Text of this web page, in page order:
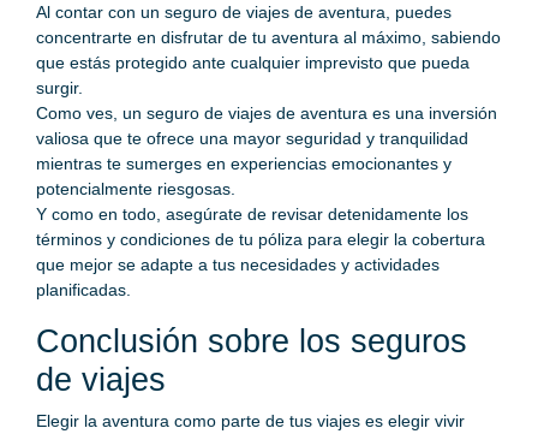
Al contar con un seguro de viajes de aventura, puedes
concentrarte en disfrutar de tu aventura al máximo, sabiendo
que estás protegido ante cualquier imprevisto que pueda
surgir.
Como ves, un seguro de viajes de aventura es una inversión
valiosa que te ofrece una mayor seguridad y tranquilidad
mientras te sumerges en experiencias emocionantes y
potencialmente riesgosas.
Y como en todo, asegúrate de revisar detenidamente los
términos y condiciones de tu póliza para elegir la cobertura
que mejor se adapte a tus necesidades y actividades
planificadas.
Conclusión sobre los seguros
de viajes
Elegir la aventura como parte de tus viajes es elegir vivir